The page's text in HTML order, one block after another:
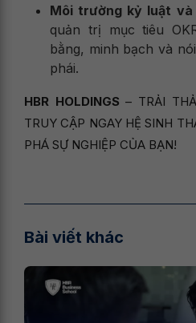
Môi trường kỷ luật
quản trị mục tiêu
bằng, minh bạch và
phái.
HBR HOLDINGS – TRẢI
TRUY CẬP NGAY HỆ SINH
PHÁ SỰ NGHIỆP CỦA BẠN!
Bài viết khác